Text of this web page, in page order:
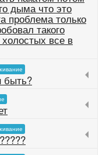
дыма что это
проблема только
такого
все в
быть?